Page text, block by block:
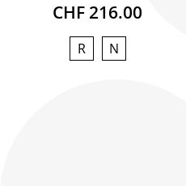
CHF 216.00
R N